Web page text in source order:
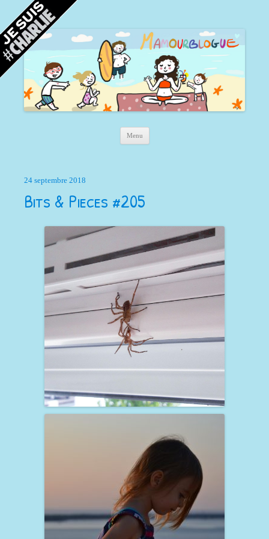
Mamour blogue
Blog d'une maman à Bordeaux, du sable, des coquillages… et la mer !
Menu Aller au contenu principal
24 septembre 2018
Bits & Pieces #205